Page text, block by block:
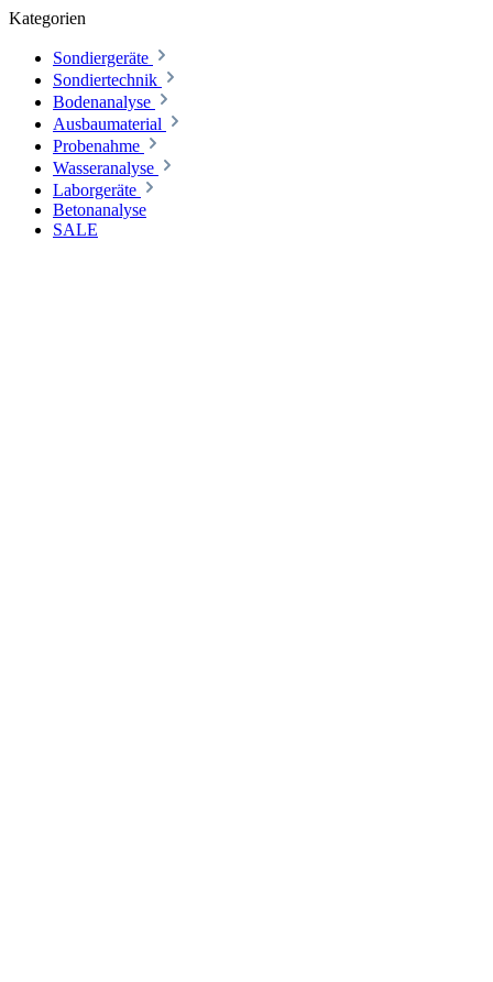
Kategorien
Sondiergeräte
Sondiertechnik
Bodenanalyse
Ausbaumaterial
Probenahme
Wasseranalyse
Laborgeräte
Betonanalyse
SALE